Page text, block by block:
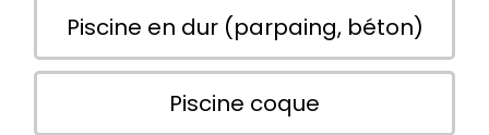
Piscine en dur (parpaing, béton)
Piscine coque